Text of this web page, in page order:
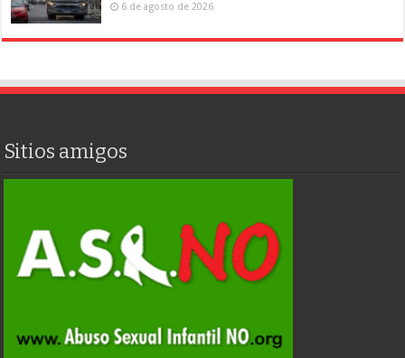
6 de agosto de 2026
Sitios amigos